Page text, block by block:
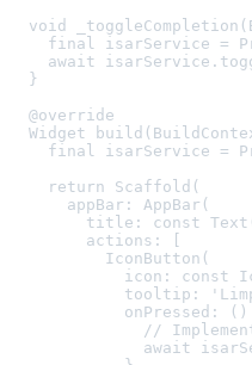
void
final isarService =
await
  }
  @override
Widget
final isarService =
    return Scaffold(
      appBar: AppBar(
title: const
        actions: [
          IconButton(
icon: const
tooltip:
onPressed: ()
//
await